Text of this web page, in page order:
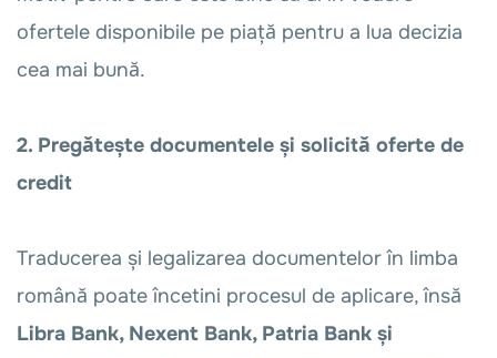
ofertele disponibile pe piață pentru a lua decizia
cea mai bună.
2. Pregătește documentele și solicită oferte de
credit
Traducerea și legalizarea documentelor în limba
română poate încetini procesul de aplicare, însă
Libra Bank, Nexent Bank, Patria Bank și